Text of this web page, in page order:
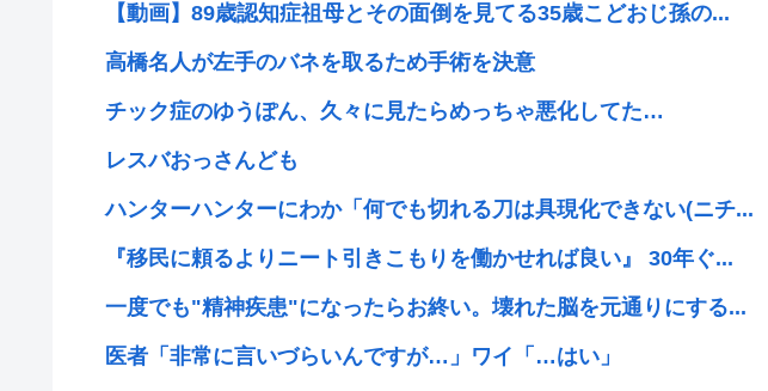
【動画】89歳認知症祖母とその面倒を見てる35歳こどおじ孫の...
高橋名人が左手のバネを取るため手術を決意
チック症のゆうぽん、久々に見たらめっちゃ悪化してた…
レスバおっさんども
ハンターハンターにわか「何でも切れる刀は具現化できない(ニチ...
『移民に頼るよりニート引きこもりを働かせれば良い』 30年ぐ...
一度でも"精神疾患"になったらお終い。壊れた脳を元通りにする...
医者「非常に言いづらいんですが…」ワイ「…はい」